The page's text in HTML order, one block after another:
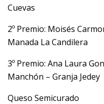
Cuevas
2º Premio: Moisés
Manada La Candilera
3º Premio: Ana Laura
Manchón – Granja Jedey
Queso Semicurado